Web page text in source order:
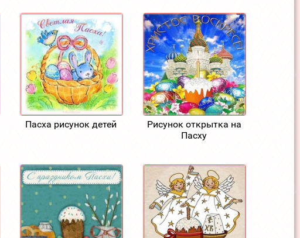
Пасха рисунок детей
Рисунок открытка на
Пасху